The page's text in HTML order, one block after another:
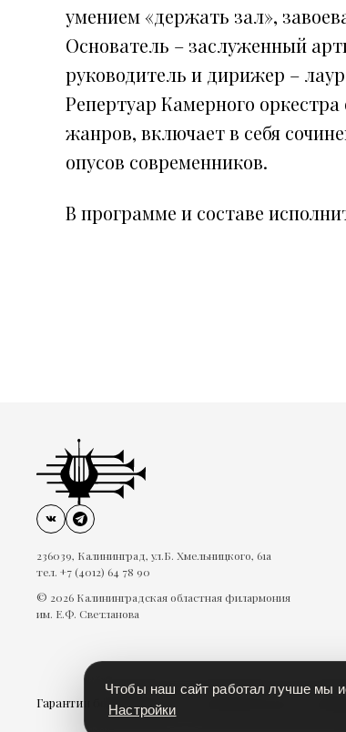
умением «держать зал»,
Основатель – заслуженный
руководитель и дирижер –
Репертуар Камерного
жанров, включает в себя
опусов современников.
В программе и составе
236039, Калининград, ул.Б. Хмельницкого, 61а
тел. +7 (4012) 64 78 90
© 2026 Калининградская областная филармония
им. Е.Ф. Светланова
Гарантии безопасности
Чтобы наш сайт работал лучше мы
Настройки